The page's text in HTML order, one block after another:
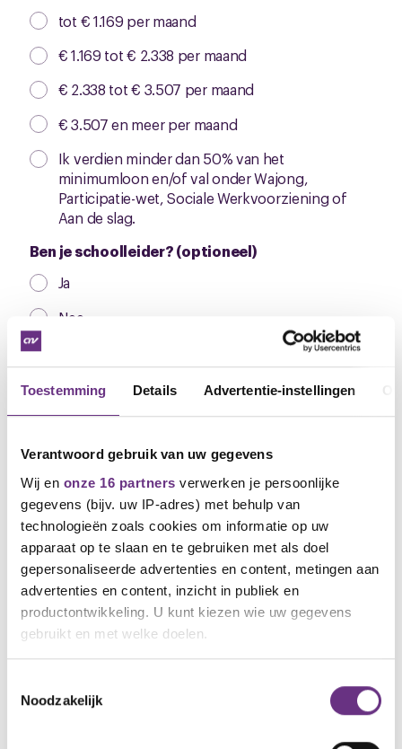
Toestemming Details Advertentie-instellingen
Verantwoord gebruik van uw gegevens
Wij en onze 16 partners verwerken je persoonlijke
gegevens (bijv. uw IP-adres) met behulp van
technologieën zoals cookies om informatie op uw
apparaat op te slaan en te gebruiken met als doel
gepersonaliseerde advertenties en content, metingen aan
advertenties en content, inzicht in publiek en
productontwikkeling. U kunt kiezen wie uw gegevens
gebruikt en met welke doelen.
Informatie verzamelen over uw geografische
Uw apparaat identificeren door het actief te
Noodzakelijk
tot € 1.169 per maand
€ 1.169 tot € 2.338 per maand
€ 2.338 tot € 3.507 per maand
€ 3.507 en meer per maand
Ik verdien minder dan 50% van het
minimumloon en/of val onder Wajong,
Participatie-wet, Sociale Werkvoorziening of
Aan de slag.
Ben je schoolleider? (optioneel)
Ja
Nee
Jouw werkgever
Adres werkgever (optioneel)None
Plaats werkgever (optioneel) None